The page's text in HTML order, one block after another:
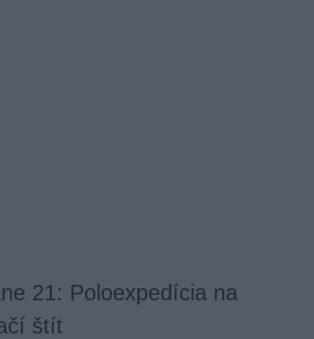
21: Poloexpedícia na
štít